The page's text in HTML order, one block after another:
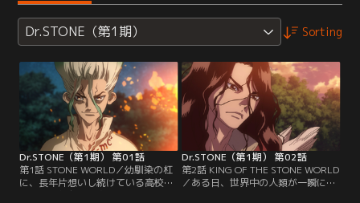
Dr.STONE（第1期） Sorting
Dr.STONE（第1期） 第01話
第1話 STONE WORLD／幼馴染の杠
に、長年片想いし続けている高校生
の大樹。親友の千空にからかわれつ
Dr.STONE（第1期） 第02話
第2話 KING OF THE STONE WORLD
／ある日、世界中の人類が一瞬にし